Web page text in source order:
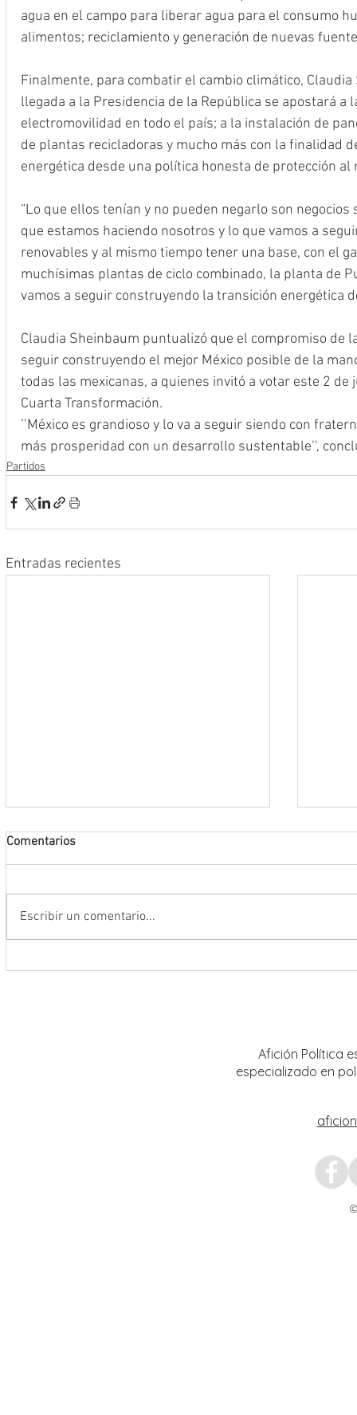
agua en el campo para liberar agua para el consumo
alimentos; reciclamiento y generación de nuevas
Finalmente, para combatir el cambio climático,
llegada a la Presidencia de la República se apostará a
electromovilidad en todo el país; a la instalación de
de plantas recicladoras y mucho más con la finalidad
energética desde una política honesta de protección al
“Lo que ellos tenían y no pueden negarlo son
que estamos haciendo nosotros y lo que vamos a
renovables y al mismo tiempo tener una base, con el
muchísimas plantas de ciclo combinado, la planta de
vamos a seguir construyendo la transición energética
Claudia Sheinbaum puntualizó que el compromiso de
seguir construyendo el mejor México posible de la
todas las mexicanas, a quienes invitó a votar este 2
Cuarta Transformación.
’’México es grandioso y lo va a seguir siendo con
más prosperidad con un desarrollo sustentable’’,
Partidos
Entradas recientes
Comentarios
Escribir un comentario...
Afición Política
especializado en